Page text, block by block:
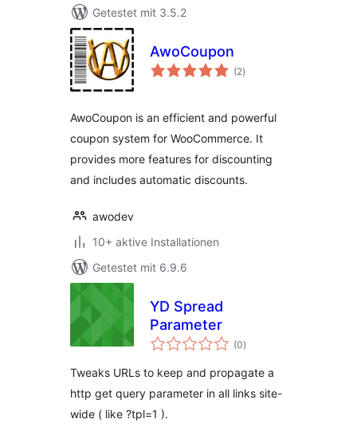
Getestet mit 3.5.2
AwoCoupon
(2Bewertungen
insgesamt
)
AwoCoupon is an efficient and powerful
coupon system for WooCommerce. It
provides more features for discounting
and includes automatic discounts.
awodev
10+ aktive Installationen
Getestet mit 6.9.6
YD Spread
Parameter
(0Bewertungen
insgesamt
)
Tweaks URLs to keep and propagate a
http get query parameter in all links site-
wide ( like ?tpl=1 ).